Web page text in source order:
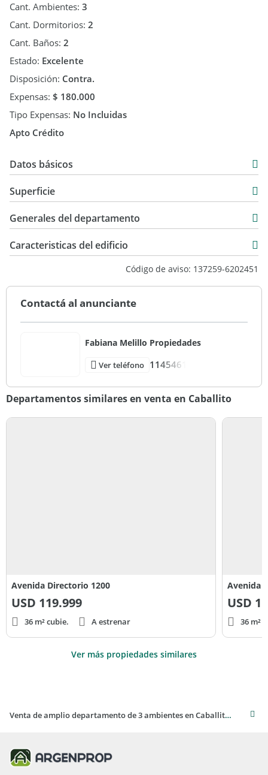
Cant. Ambientes: 3
Cant. Dormitorios: 2
Cant. Baños: 2
Estado: Excelente
Disposición: Contra.
Expensas: $ 180.000
Tipo Expensas: No Incluidas
Apto Crédito
Datos básicos
Venta
USD 145.000
Superficie
4 m2
68 m2
Generales del departamento
Caracteristicas del edificio
Código de aviso: 137259-6202451
Contactá al anunciante
Fabiana Melillo Propiedades
Ver teléfono 1145461
Departamentos similares en venta en Caballito
Avenida Directorio 1200
USD 119.999
36 m² cubie. A estrenar
Avenida
USD
36 m²
Ver más propiedades similares
Venta de amplio departamento de 3 ambientes en Caballito con balcón